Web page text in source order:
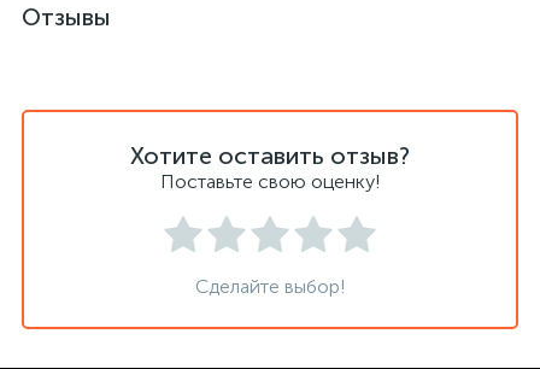
Отзывы
Хотите оставить отзыв?
Поставьте свою оценку!
Сделайте выбор!